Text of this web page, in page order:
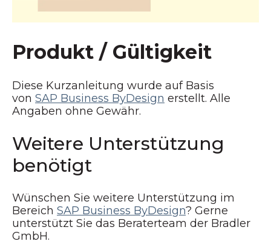
Produkt / Gültigkeit
Diese Kurzanleitung wurde auf Basis
von SAP Business ByDesign erstellt. Alle
Angaben ohne Gewähr.
Weitere Unterstützung
benötigt
Wünschen Sie weitere Unterstützung im
Bereich SAP Business ByDesign? Gerne
unterstützt Sie das Beraterteam der Bradler
GmbH.